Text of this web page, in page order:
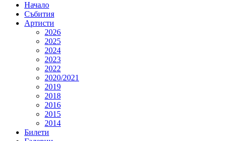
Начало
Събития
Артисти
2026
2025
2024
2023
2022
2020/2021
2019
2018
2016
2015
2014
Билети